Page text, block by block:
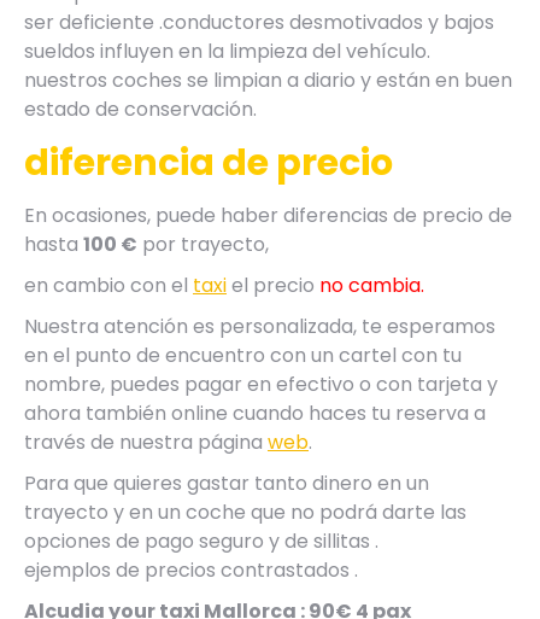
ser deficiente .conductores desmotivados y bajos
sueldos influyen en la limpieza del vehículo.
nuestros coches se limpian a diario y están en buen
estado de conservación.
diferencia de precio
En ocasiones, puede haber diferencias de precio de
hasta 100 € por trayecto,
en cambio con el taxiel precio no cambia.
Nuestra atención es personalizada, te esperamos
en el punto de encuentro con un cartel con tu
nombre, puedes pagar en efectivo o con tarjeta y
ahora también online cuando haces tu reserva a
través de nuestra página web.
Para que quieres gastar tanto dinero en un
trayecto y en un coche que no podrá darte las
opciones de pago seguro y de sillitas .
ejemplos de precios contrastados .
Alcudia your taxi Mallorca : 90€ 4 pax